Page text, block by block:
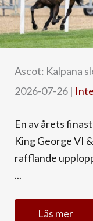
Ascot: Kalpana
2026-07-26 |
En av årets
King George VI
rafflande
...
Läs mer